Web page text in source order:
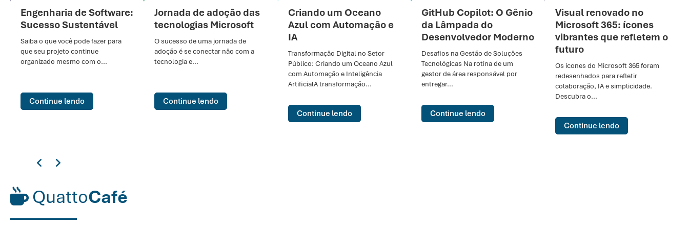
Engenharia de Software:
Sucesso Sustentável
Saiba o que você pode fazer para
que seu projeto continue
organizado mesmo com o...
Continue lendo
Jornada de adoção das
tecnologias Microsoft
O sucesso de uma jornada de
adoção é se conectar não com a
tecnologia e...
Continue lendo
Criando um Oceano
Azul com Automação e
IA
Transformação Digital no Setor
Público: Criando um Oceano Azul
com Automação e Inteligência
ArtificialA transformação...
Continue lendo
GitHub Copilot: O Gênio
da Lâmpada do
Desenvolvedor Moderno
Desafios na Gestão de Soluções
Tecnológicas Na rotina de um
gestor de área responsável por
entregar...
Continue lendo
Visual renovado no
Microsoft 365: ícones
vibrantes que refletem o
futuro
Os ícones do Microsoft 365 foram
redesenhados para refletir
colaboração, IA e simplicidade.
Descubra o...
Continue lendo
QuattoCafé